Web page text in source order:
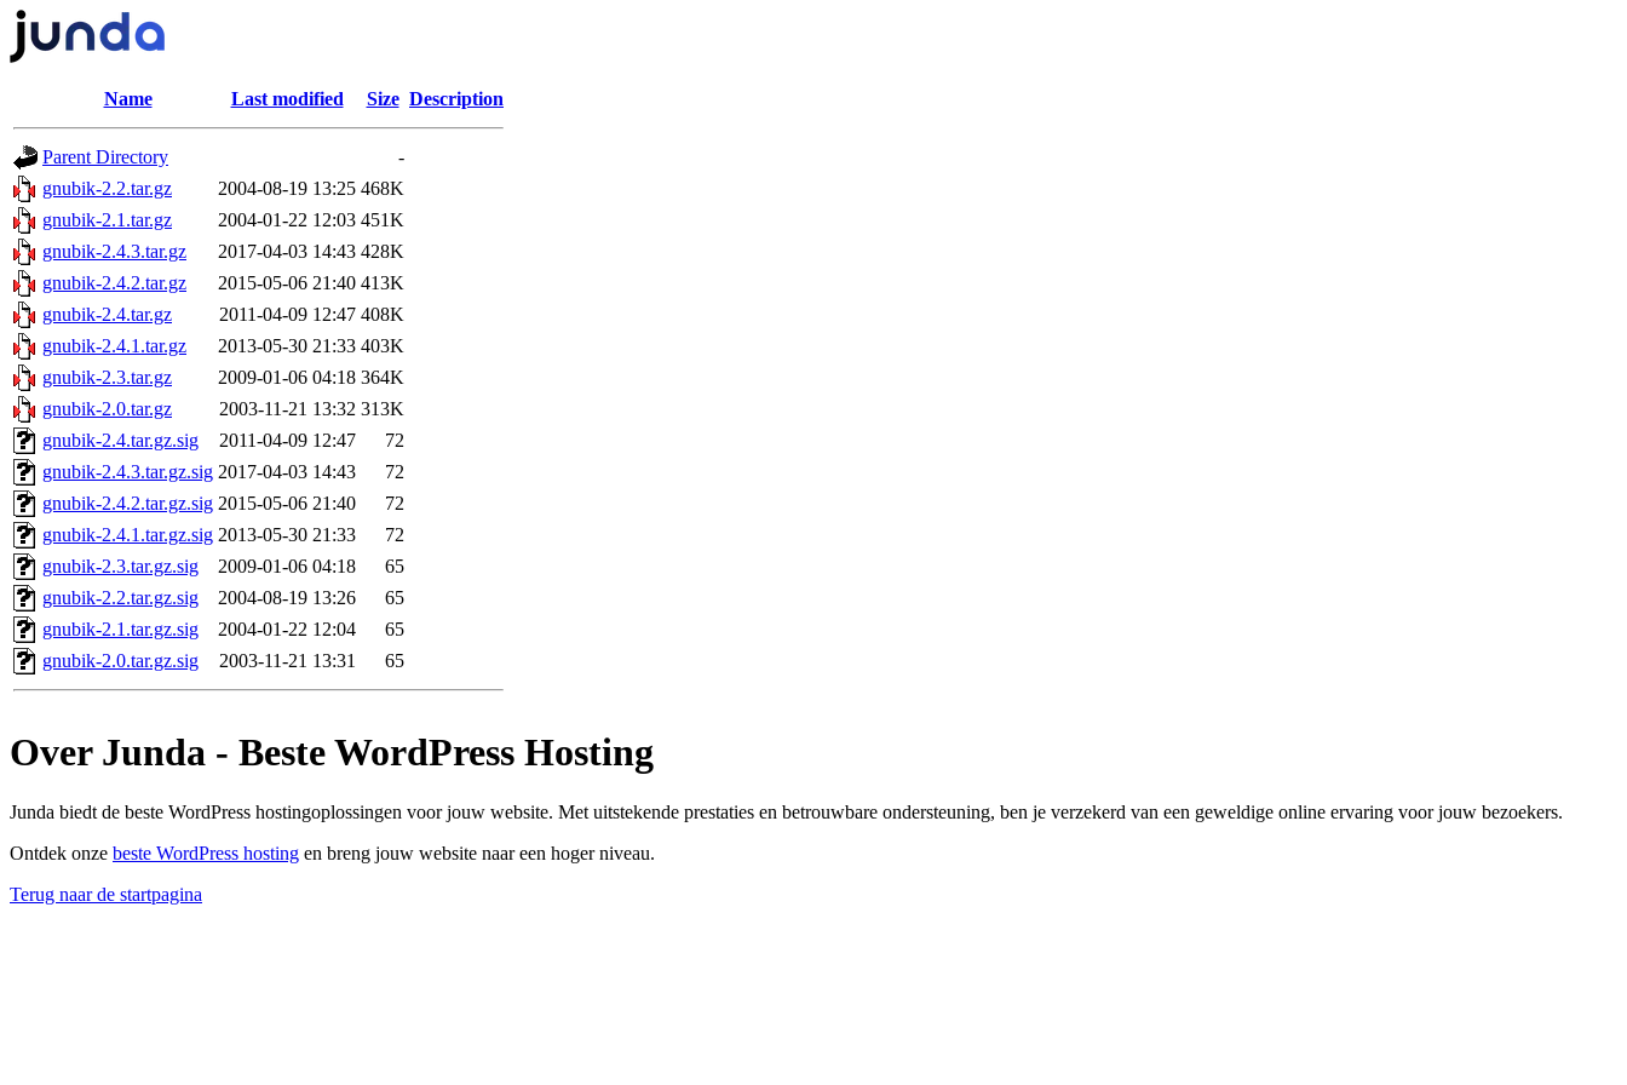
Name Last modified Size Description
Parent Directory
-
gnubik-2.2.tar.gz
2004-08-19 13:25 468K
gnubik-2.1.tar.gz
2004-01-22 12:03 451K
gnubik-2.4.3.tar.gz
2017-04-03 14:43 428K
gnubik-2.4.2.tar.gz
2015-05-06 21:40 413K
gnubik-2.4.tar.gz
2011-04-09 12:47 408K
gnubik-2.4.1.tar.gz
2013-05-30 21:33 403K
gnubik-2.3.tar.gz
2009-01-06 04:18 364K
gnubik-2.0.tar.gz
2003-11-21 13:32 313K
gnubik-2.4.tar.gz.sig
2011-04-09 12:47
72
gnubik-2.4.3.tar.gz.sig 2017-04-03 14:43
72
gnubik-2.4.2.tar.gz.sig 2015-05-06 21:40
72
gnubik-2.4.1.tar.gz.sig 2013-05-30 21:33
72
gnubik-2.3.tar.gz.sig
2009-01-06 04:18
65
gnubik-2.2.tar.gz.sig
2004-08-19 13:26
65
gnubik-2.1.tar.gz.sig
2004-01-22 12:04
65
gnubik-2.0.tar.gz.sig
2003-11-21 13:31 65
Over Junda - Beste WordPress Hosting
Junda biedt de beste WordPress hostingoplossingen voor jouw website. Met uitstekende prestaties en betrouwbare ondersteuning, ben je verzekerd van een geweldige online ervaring voor jouw bezoekers.
Ontdek onze beste WordPress hosting en breng jouw website naar een hoger niveau.
Terug naar de startpagina